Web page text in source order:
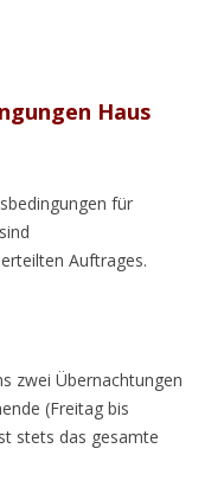
Haus
für
Auftrages.
zwei Übernachtungen
(Freitag bis
stets das gesamte